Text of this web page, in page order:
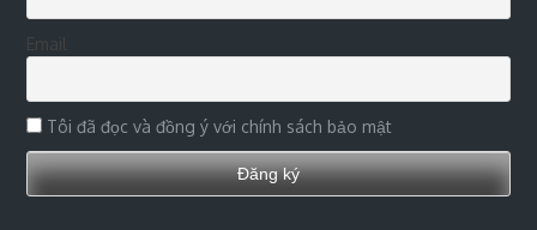
Tôi đã đọc và đồng ý với chính sách bảo mật